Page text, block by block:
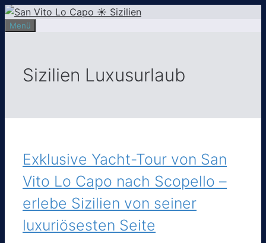
Zum
Inhalt
Menü
Sizilien Luxusurlaub
Exklusive Yacht-Tour von San
Vito Lo Capo nach Scopello –
erlebe Sizilien von seiner
luxuriösesten Seite